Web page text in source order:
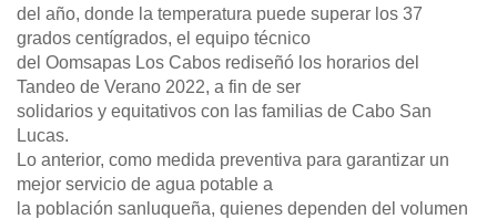
del año, donde la temperatura puede superar los 37
grados centígrados, el equipo técnico
del Oomsapas Los Cabos rediseñó los horarios del
Tandeo de Verano 2022, a fin de ser
solidarios y equitativos con las familias de Cabo San
Lucas.
Lo anterior, como medida preventiva para garantizar un
mejor servicio de agua potable a
la población sanluqueña, quienes dependen del volumen